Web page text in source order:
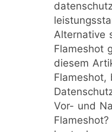
Alternative
Flameshot
diesem
Flameshot,
Vor- und